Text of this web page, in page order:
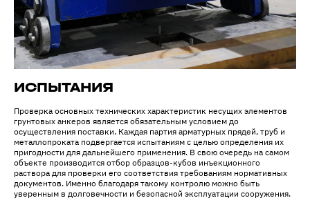
ИСПЫТАНИЯ
Проверка основных технических характеристик несущих элементов
грунтовых анкеров является обязательным условием до
осуществления поставки. Каждая партия арматурных прядей, труб и
металлопроката подвергается испытаниям с целью определения их
пригодности для дальнейшего применения. В свою очередь на самом
объекте производится отбор образцов-кубов инъекционного
раствора для проверки его соответствия требованиям нормативных
документов. Именно благодаря такому контролю можно быть
уверенным в долговечности и безопасной эксплуатации сооружения.